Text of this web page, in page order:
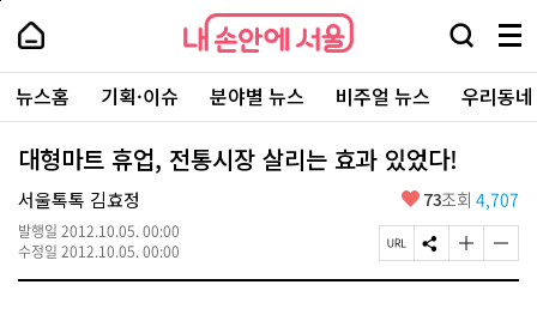
본
로
가
내
손
안
에
서
울
-
서
울
시
대
표
소
내
손
에
울
검
창
열
기
메
뉴
전
체
보
주
요
서
뉴스홈 기획·이슈 분야별 뉴스 비주얼 뉴스 우리동
대형마트 휴업, 전통시장 살리는 효과 있었다!
서울톡톡 김효정
발행일 2012.10.05. 00:00
수정일 2012.10.05. 00:00
좋
요
73조회 4,707
페
이
S
N
글
자
글
자
페
상
단
로